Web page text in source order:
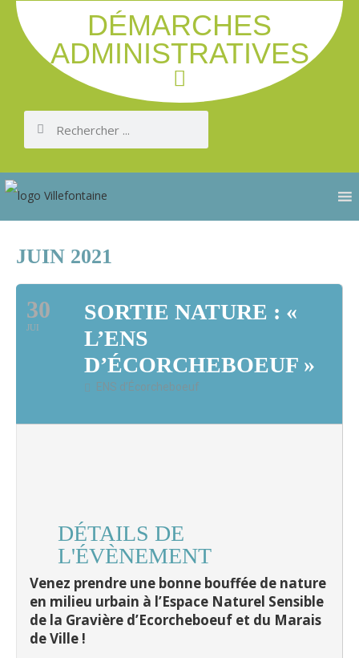
DÉMARCHES
ADMINISTRATIVES
JUIN 2021
30
JUI
SORTIE NATURE : «
L’ENS
D’ÉCORCHEBOEUF »
ENS d’Écorcheboeuf
DÉTAILS DE
L'ÉVÈNEMENT
Venez prendre une bonne bouffée de nature
en milieu urbain à l’Espace Naturel Sensible
de la Gravière d’Ecorcheboeuf et du Marais
de Ville !